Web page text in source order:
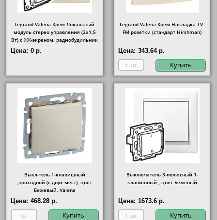
Legrand Valena Крем Локальный
модуль стерео управления (2х1,5
Вт) с ЖК-экраном, радиобудильник
Цена: 0 р.
Legrand Valena Крем Накладка TV-
FM розетки (стандарт Hirshman)
Цена: 343.64 р.
Купить
Выкл-тель 1-клавишный
,проходной (с двух мест), цвет
Бежевый, Valena
Цена: 468.28 р.
Купить
Выключатель 3-полюсный 1-
клавишный , цвет Бежевый
Цена: 1673.6 р.
Купить